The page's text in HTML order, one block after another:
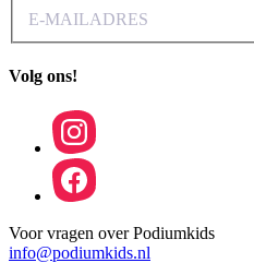
Volg ons!
Voor vragen over Podiumkids
info@podiumkids.nl